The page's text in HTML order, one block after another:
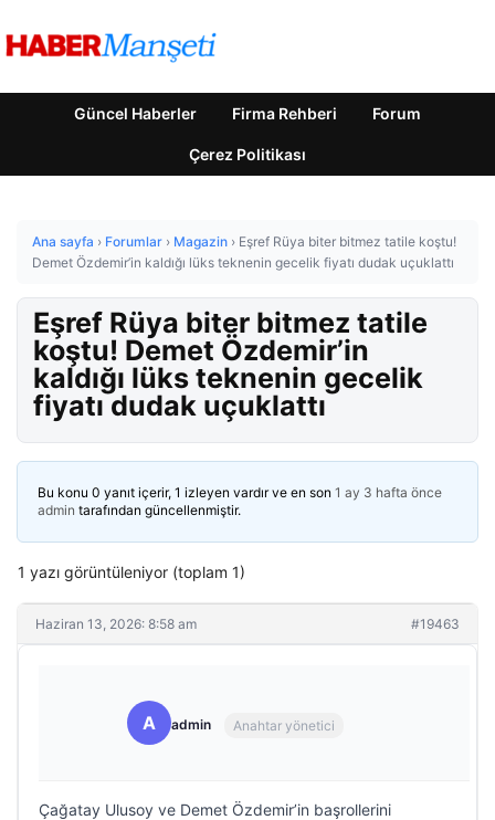
Güncel Haberler Firma Rehberi Forum
Çerez Politikası
Ana sayfa › Forumlar › Magazin › Eşref Rüya biter bitmez tatile koştu!
Demet Özdemir’in kaldığı lüks teknenin gecelik fiyatı dudak uçuklattı
Eşref Rüya biter bitmez tatile
koştu! Demet Özdemir’in
kaldığı lüks teknenin gecelik
fiyatı dudak uçuklattı
Bu konu 0 yanıt içerir, 1 izleyen vardır ve en son 1 ay 3 hafta önce
admin tarafından güncellenmiştir.
1 yazı görüntüleniyor (toplam 1)
Haziran 13, 2026: 8:58 am #19463
A admin Anahtar yönetici
Çağatay Ulusoy ve Demet Özdemir’in başrollerini